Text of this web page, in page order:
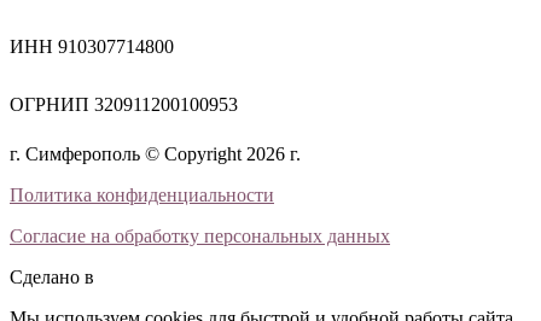
ИНН 910307714800
ОГРНИП 320911200100953
г. Симферополь © Copyright 2026 г.
Политика конфиденциальности
Согласие на обработку персональных данных
Сделано в